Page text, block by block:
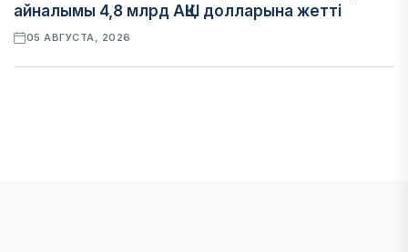
айналымы 4,8 млрд АҚШ долларына жетті
05 АВГУСТА, 2026